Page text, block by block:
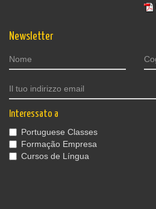
Newsletter
Interessato a
Portuguese Classes
Formação Empresa
Cursos de Língua